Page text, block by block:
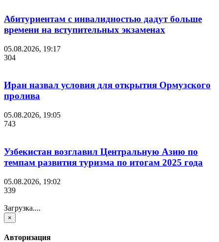
Абитуриентам с инвалидностью дадут больше
времени на вступительных экзаменах
05.08.2026, 19:17
304
Иран назвал условия для открытия Ормузского
пролива
05.08.2026, 19:05
743
Узбекистан возглавил Центральную Азию по
темпам развития туризма по итогам 2025 года
05.08.2026, 19:02
339
Загрузка....
×
Авторизация